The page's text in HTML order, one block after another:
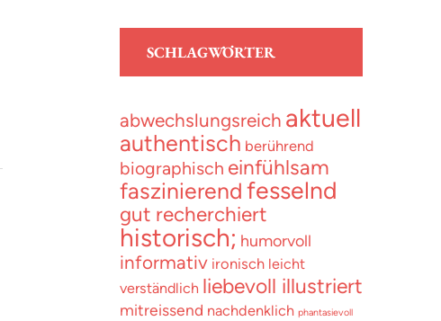
SCHLAGWÖRTER
abwechslungsreich aktuell
authentisch berührend
biographisch einfühlsam
faszinierend fesselnd
gut recherchiert
historisch; humorvoll
informativ ironisch leicht
verständlich liebevoll illustriert
mitreissend nachdenklich phantasievoll